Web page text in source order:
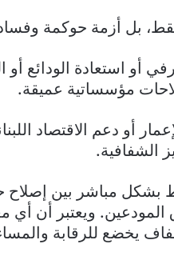
أو استعادة الودائع
مؤسساتية عميقة.
أو دعم الاقتصاد
الشفافية.
بشكل مباشر بين
ويعتبر أن أي
يخضع للرقابة